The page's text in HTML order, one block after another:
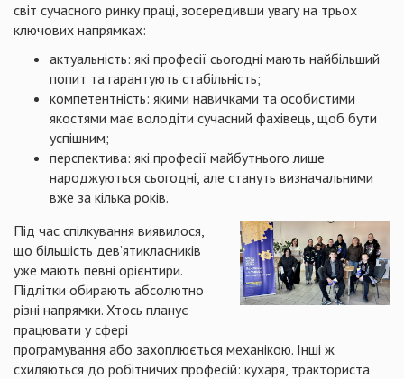
світ сучасного ринку праці, зосередивши увагу на трьох
ключових напрямках:
актуальність: які професії сьогодні мають найбільший
попит та гарантують стабільність;
компетентність: якими навичками та особистими
якостями має володіти сучасний фахівець, щоб бути
успішним;
перспектива: які професії майбутнього лише
народжуються сьогодні, але стануть визначальними
вже за кілька років.
Під час спілкування виявилося,
що більшість дев’ятикласників
уже мають певні орієнтири.
Підлітки обирають абсолютно
різні напрямки. Хтось планує
працювати у сфері
програмування або захоплюється механікою. Інші ж
схиляються до робітничих професій: кухаря, тракториста